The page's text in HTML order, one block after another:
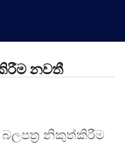
නවතී
බලපත්‍ර නිකුත්කිරීම